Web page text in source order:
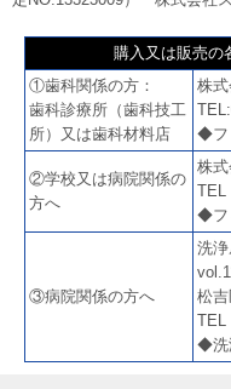
購入又は販売の
①歯科関係の方：
歯科診療所（歯科技工
所）又は歯科材料店
株
◆フ
②学校又は病院関係の
方へ
株
TEL
◆フ
③病院関係の方へ
洗
松
TEL
◆洗